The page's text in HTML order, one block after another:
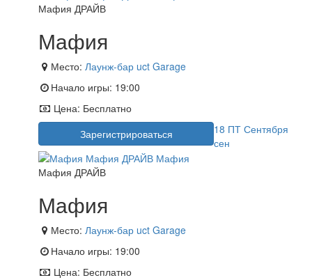
Мафия ДРАЙВ
Мафия
Место: Лаунж-бар uct Garage
Начало игры: 19:00
Цена: Бесплатно
Зарегистрироваться
18 ПТ Сентября
сен
Мафия ДРАЙВ
Мафия
Место: Лаунж-бар uct Garage
Начало игры: 19:00
Цена: Бесплатно